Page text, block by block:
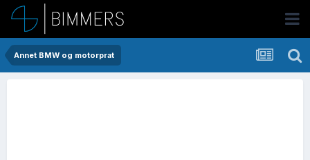
Annet BMW og motorprat